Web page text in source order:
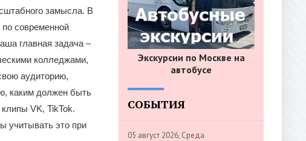
замысла. В
современной
главная задача –
колледжами,
аудиторию,
каким должен быть
VK, TikTok.
учитывать это при
Экскурсии по Москве на
автобусе
СОБЫТИЯ
05 август 2026, Среда